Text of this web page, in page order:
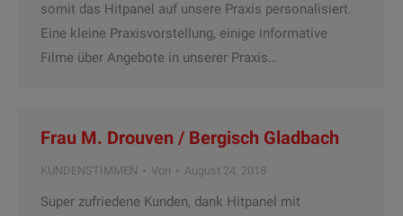
somit das Hitpanel auf unsere Praxis personalisiert.
Eine kleine Praxisvorstellung, einige informative
Filme über Angebote in unserer Praxis…
Frau M. Drouven / Bergisch Gladbach
KUNDENSTIMMEN Von August 24, 2018
Super zufriedene Kunden, dank Hitpanel mit